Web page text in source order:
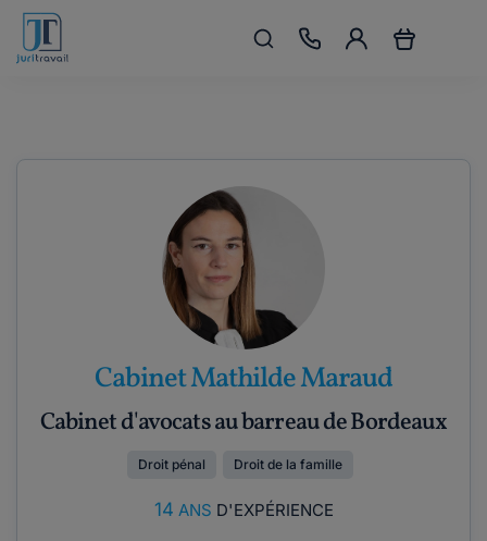
Cabinet Mathilde Maraud
Cabinet d'avocats au barreau de Bordeaux
Droit pénal Droit de la famille
14 ANS D'EXPÉRIENCE